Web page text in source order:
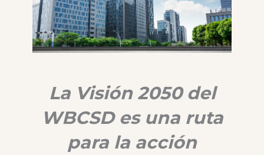
La Visión 2050 del
WBCSD es una ruta
para la acción